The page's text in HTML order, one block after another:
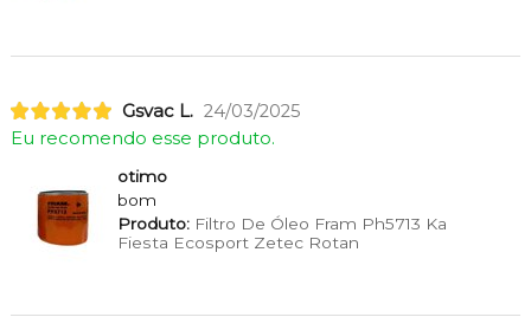
Gsvac L. 24/03/2025
Eu recomendo esse produto.
otimo
bom
Produto:Filtro De Óleo Fram Ph5713 Ka
Fiesta Ecosport Zetec Rotan